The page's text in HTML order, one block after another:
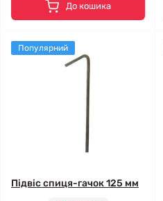
До кошика
Популярний
Підвіс спиця-гачок 125 мм